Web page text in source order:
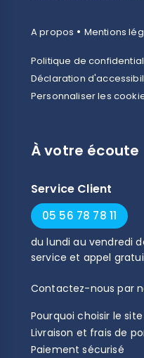
A propos • Mentions
Politique de
Déclaration
Personnaliser les
À votre écoute
Service Client
05 56 78 78 11
dulundi au vendredi
service et appel
Contactez-nous par
Pourquoi choisir le
Livraison et frais de
Paiement sécurisé